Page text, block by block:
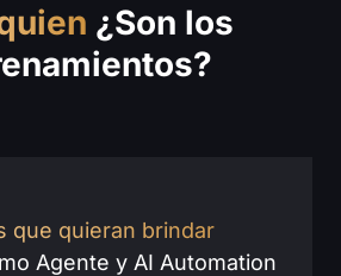
¿Son los
que quieran brindar
Agente y AI Automation